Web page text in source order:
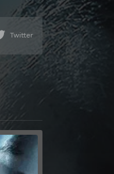
Twitter